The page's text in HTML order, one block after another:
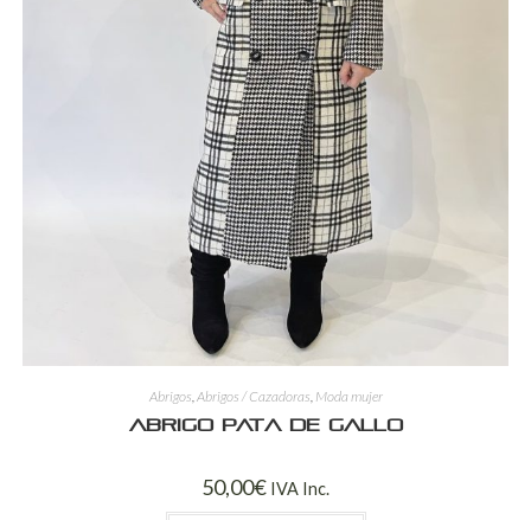
Abrigos Abrigos / Cazadoras Moda mujer
Abrigo pata de gallo
50,00€ IVA Inc.